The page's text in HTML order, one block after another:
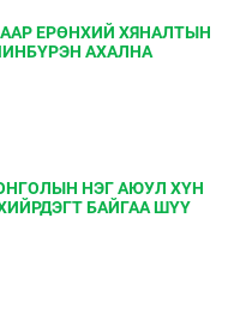
ЕРӨНХИЙ ХЯНАЛТЫН
АХАЛНА
НЭГ АЮУЛ ХҮН
БАЙГАА ШҮҮ